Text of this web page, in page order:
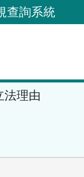
查詢系統
法理由